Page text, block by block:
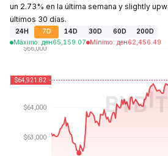
un 2.73% en la última semana y slightly
últimos 30 días.
24H 7D 14D 30D 60D
200D
Máximo: ден65,159.07 Mínimo: ден62,456.49